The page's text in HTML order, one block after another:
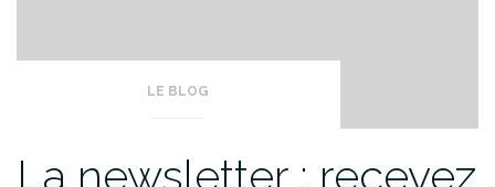
LE BLOG
La newsletter : recevez